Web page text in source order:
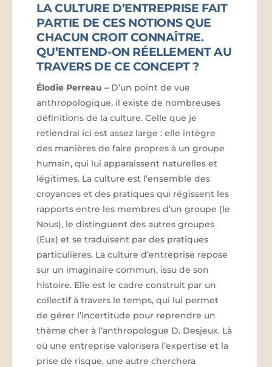
LA CULTURE D’ENTREPRISE FAIT
PARTIE DE CES NOTIONS QUE
CHACUN CROIT CONNAÎTRE.
QU’ENTEND-ON RÉELLEMENT AU
TRAVERS DE CE CONCEPT ?
Élodie Perreau – D’un point de vue
anthropologique, il existe de nombreuses
définitions de la culture. Celle que je
retiendrai ici est assez large : elle intègre
des manières de faire propres à un groupe
humain, qui lui apparaissent naturelles et
légitimes. La culture est l’ensemble des
croyances et des pratiques qui régissent les
rapports entre les membres d’un groupe (le
Nous), le distinguent des autres groupes
(Eux) et se traduisent par des pratiques
particulières. La culture d’entreprise repose
sur un imaginaire commun, issu de son
histoire. Elle est le cadre construit par un
collectif à travers le temps, qui lui permet
de gérer l’incertitude pour reprendre un
thème cher à l’anthropologue D. Desjeux. Là
où une entreprise valorisera l’expertise et la
prise de risque, une autre cherchera